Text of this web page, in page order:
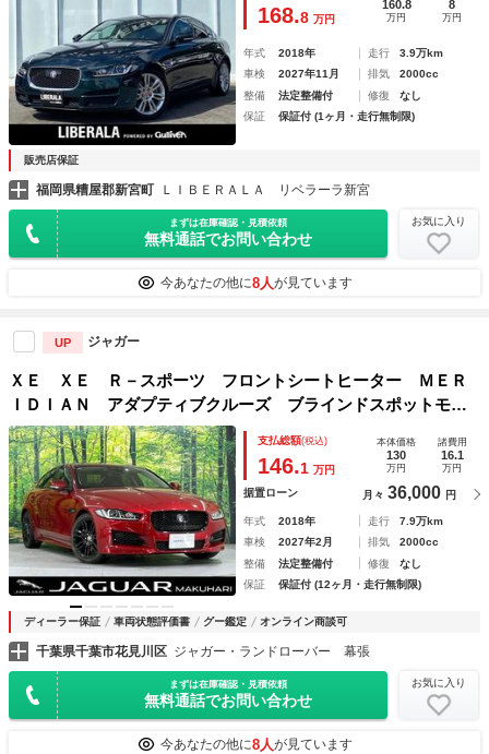
168.8 万円
160.8
万円
8
万円
年式 2018年 走行
3.9万km
車検
2027年11月 排気
2000cc
整備
法定整備付 修復
なし
保証
保証付 (1ヶ月・走行無制限)
販売店保証
福岡県糟屋郡新宮町 ＬＩＢＥＲＡＬＡ リベラーラ新宮
まずは在庫確認・見積依頼
無料通話でお問い合わせ
お気に入り
今あなたの他に8人が見ています
UP ジャガー
ＸＥ ＸＥ Ｒ－スポーツ フロントシートヒーター ＭＥＲ
ＩＤＩＡＮ アダプティブクルーズ ブラインドスポットモニ
ター パドルシフト サンルーフ シートメモリ 純正１８イ
ンチアルミ 革シート
支払総額(税込)
146.1 万円
本体価格
130
万円
諸費用
16.1
万円
据置ローン 月々 36,000 円
年式 2018年 走行
7.9万km
車検
2027年2月 排気
2000cc
整備
法定整備付 修復
なし
保証
保証付 (12ヶ月・走行無制限)
ディーラー保証 車両状態評価書 グー鑑定 オンライン商談可
千葉県千葉市花見川区 ジャガー・ランドローバー 幕張
まずは在庫確認・見積依頼
無料通話でお問い合わせ
お気に入り
今あなたの他に8人が見ています